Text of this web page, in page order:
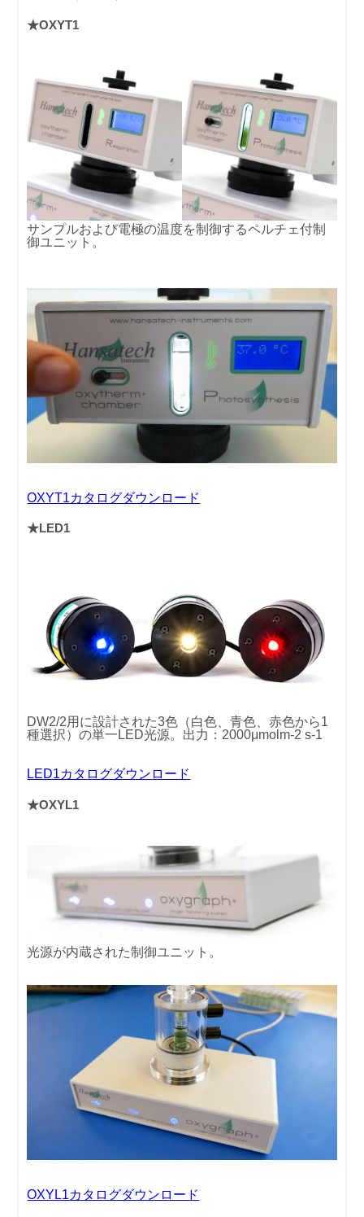
★OXYT1
サンプルおよび電極の温度を制御するペルチェ付制
御ユニット。
OXYT1カタログダウンロード
★LED1
DW2/2用に設計された3色（白色、青色、赤色から1
種選択）の単一LED光源。出力：2000μmolm-2 s-1
LED1カタログダウンロード
★OXYL1
光源が内蔵された制御ユニット。
OXYL1カタログダウンロード